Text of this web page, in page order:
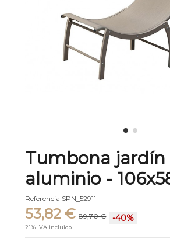
Tumbona jardín
aluminio -
Referencia SPN_52911
53,82 € 89,70 € -40%
21% IVA incluido